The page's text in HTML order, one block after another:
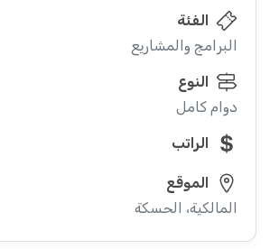
الفئة
البرامج والمشاريع
النوع
دوام كامل
الراتب
الموقع
المالكية، الحسكة